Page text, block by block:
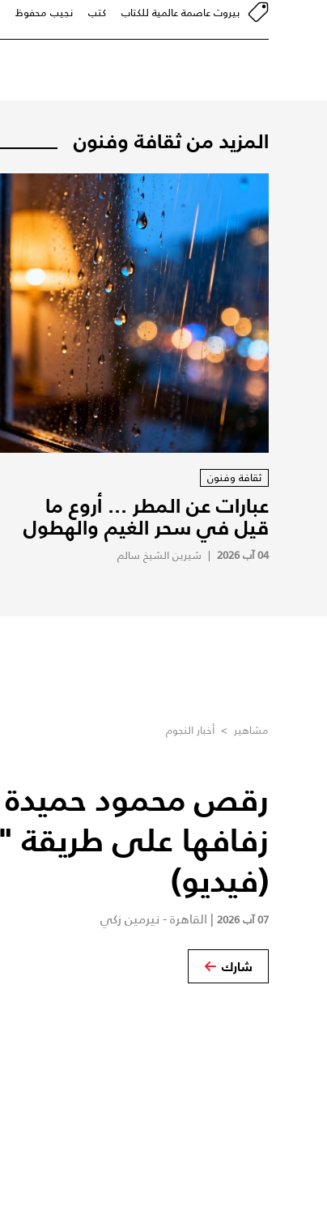
بيروت عاصمة عالمية للكتاب كتب نجيب محفوظ
المزيد من ثقافة وفنون
ثقافة وفنون
عبارات عن المطر ... أروع ما
قيل في سحر الغيم والهطول
04 آب 2026 | شيرين الشيخ سالم
مشاهير > أخبار النجوم
رقص محمود حميدة
زفافها على طريقة
(فيديو)
07 آب 2026 | القاهرة - نيرمين زكي
شارك